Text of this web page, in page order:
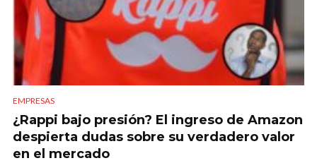
EMPRESAS
¿Rappi bajo presión? El ingreso de Amazon
despierta dudas sobre su verdadero valor
en el mercado